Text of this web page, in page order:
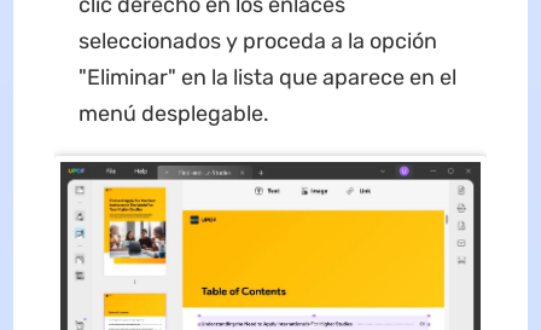
seleccionados y proceda a la opción
"Eliminar" en la lista que aparece en el
menú desplegable.